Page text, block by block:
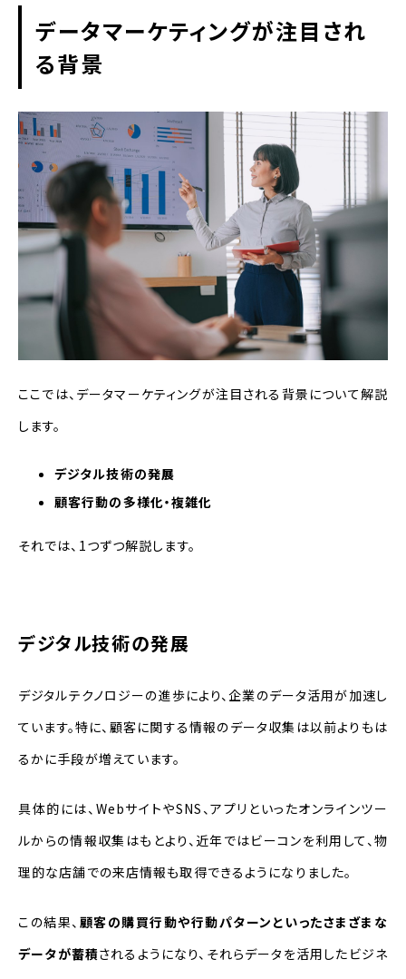
データマーケティングが注目され
る背景
ここでは、データマーケティングが注目される背景について解説
します。
デジタル技術の発展
顧客行動の多様化・複雑化
それでは、1つずつ解説します。
デジタル技術の発展
デジタルテクノロジーの進歩により、企業のデータ活用が加速し
ています。特に、顧客に関する情報のデータ収集は以前よりもは
るかに手段が増えています。
具体的には、WebサイトやSNS、アプリといったオンラインツー
ルからの情報収集はもとより、近年ではビーコンを利用して、物
理的な店舗での来店情報も取得できるようになりました。
この結果、 顧客の購買行動や行動パターンといったさまざまな
データが蓄積されるようになり、それらデータを活用したビジネ